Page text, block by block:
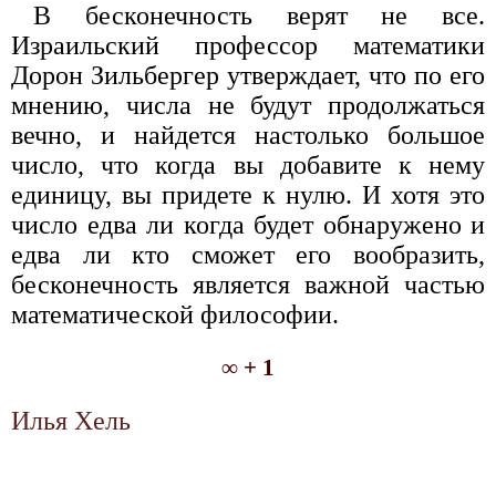
В бесконечность верят не все.
Израильский профессор математики
Дорон Зильбергер утверждает, что по его
мнению, числа не будут продолжаться
вечно, и найдется настолько большое
число, что когда вы добавите к нему
единицу, вы придете к нулю. И хотя это
число едва ли когда будет обнаружено и
едва ли кто сможет его вообразить,
бесконечность является важной частью
математической философии.
∞ + 1
Илья Хель